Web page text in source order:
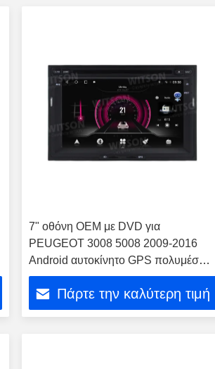
7" οθόνη OEM με DVD για
PEUGEOT 3008 5008 2009-2016
Android αυτοκίνητο GPS πολυμέσων
στερεόφωνο
Πάρτε την καλύτερη τιμή